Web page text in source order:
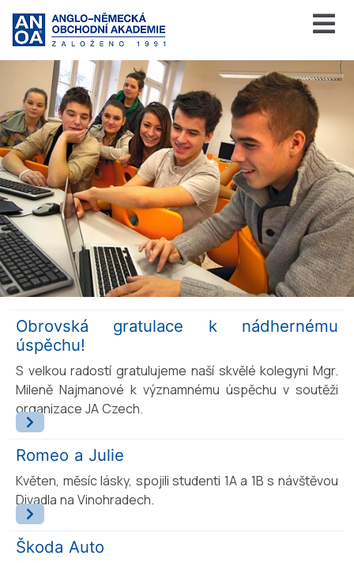
Obrovská gratulace k nádhernému
úspěchu!
S velkou radostí gratulujeme naší skvělé kolegyni Mgr.
Mileně Najmanové k významnému úspěchu v soutěži
organizace JA Czech.
Romeo a Julie
Květen, měsíc lásky, spojili studenti 1A a 1B s návštěvou
Divadla na Vinohradech.
Škoda Auto